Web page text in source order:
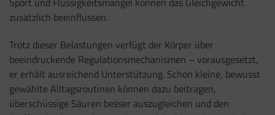
zusätzlich beeinflussen.
Trotz dieser Belastungen verfügt der Körper über
beeindruckende Regulationsmechanismen – vorausgesetzt,
er erhält ausreichend Unterstützung. Schon kleine, bewusst
gewählte Alltagsroutinen können dazu beitragen,
überschüssige Säuren besser auszugleichen und den